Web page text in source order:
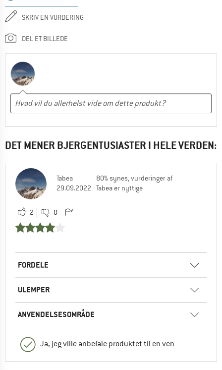
SKRIV EN VURDERING
DEL ET BILLEDE
DET MENER BJERGENTUSIASTER I HELE VERDEN:
Tabea
29.09.2022
80% synes, vurderinger af
Tabea er nyttige
2 0
FORDELE
ULEMPER
ANVENDELSESOMRÅDE
Ja, jeg ville anbefale produktet til en ven